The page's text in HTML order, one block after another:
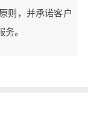
则，并承诺客户
。